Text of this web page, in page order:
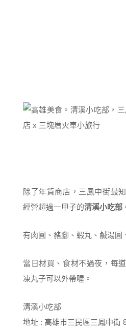
除了年貨商店，三鳳中街最
經營超過一甲子的清溪小吃部
有肉圓、豬腳、蝦丸、鹹湯圓
當日材買、食材不過夜，每
凍丸子可以外帶喔。
清溪小吃部
地址 : 高雄市三民區三鳳中街